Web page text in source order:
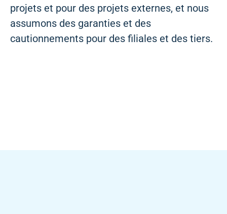
projets et pour des projets externes, et nous
assumons des garanties et des
cautionnements pour des filiales et des tiers.